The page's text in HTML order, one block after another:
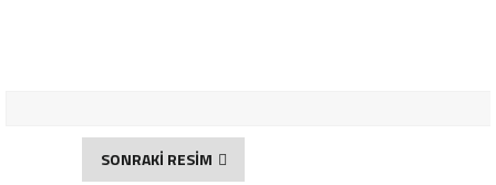
SONRAKİ RESİM